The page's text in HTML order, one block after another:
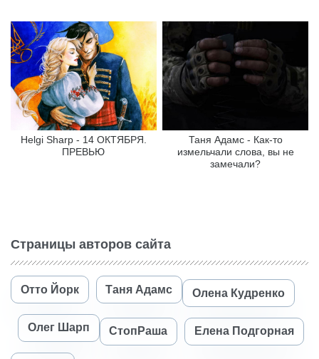
Helgi Sharp - 14 ОКТЯБРЯ.
ПРЕВЬЮ
Таня Адамс - Как-то
измельчали слова, вы не
замечали?
Страницы авторов сайта
Отто Йорк Таня Адамс Олена Кудренко
Олег Шарп СтопРаша Елена Подгорная